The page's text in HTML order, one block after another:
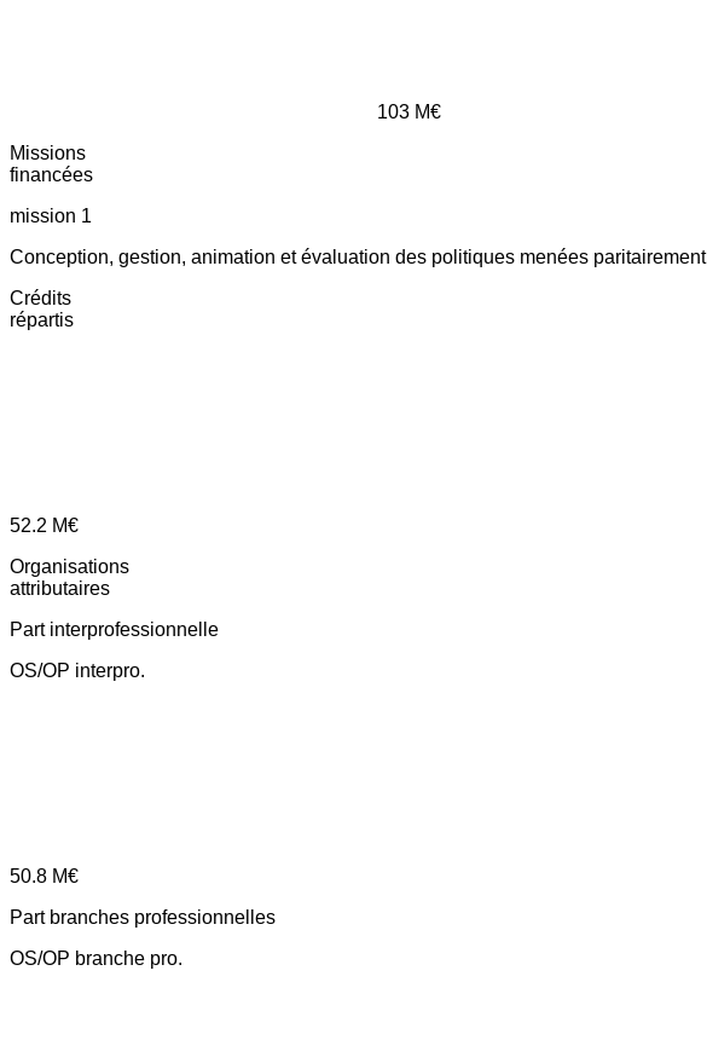
103 M€
Missions
financées
mission 1
Conception, gestion, animation et évaluation des politiques menées paritairement
Crédits
répartis
52.2 M€
Organisations
attributaires
Part interprofessionnelle
OS/OP interpro.
50.8 M€
Part branches professionnelles
OS/OP branche pro.